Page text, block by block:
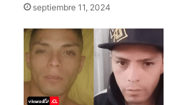
septiembre 11, 2024